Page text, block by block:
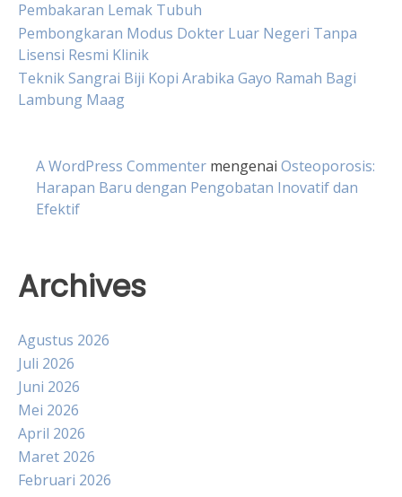
Pembakaran Lemak Tubuh
Pembongkaran Modus Dokter Luar Negeri Tanpa
Lisensi Resmi Klinik
Teknik Sangrai Biji Kopi Arabika Gayo Ramah Bagi
Lambung Maag
A WordPress Commenter mengenai Osteoporosis:
Harapan Baru dengan Pengobatan Inovatif dan
Efektif
Archives
Agustus 2026
Juli 2026
Juni 2026
Mei 2026
April 2026
Maret 2026
Februari 2026